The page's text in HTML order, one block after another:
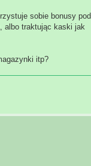
sobie bonusy pod
albo traktując kaski jak
itp?